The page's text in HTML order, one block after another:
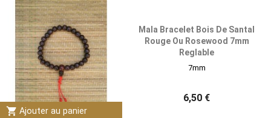
shopping_cart Ajouter au panier
Mala Bracelet Bois De Santal
Rouge Ou Rosewood 7mm
Reglable
7mm
6,50 €